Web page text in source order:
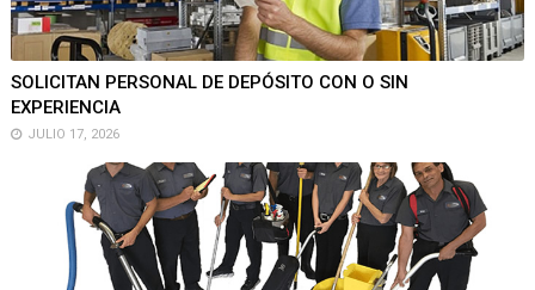
SOLICITAN PERSONAL DE DEPÓSITO CON O SIN
EXPERIENCIA
JULIO 17, 2026